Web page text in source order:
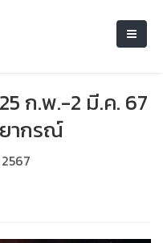
ก.พ.-2 มี.ค. 67
ากรณ์